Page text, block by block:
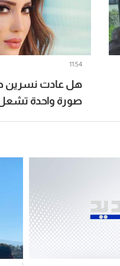
هل عادت نسرين
صورة واحدة تشعل
11:54